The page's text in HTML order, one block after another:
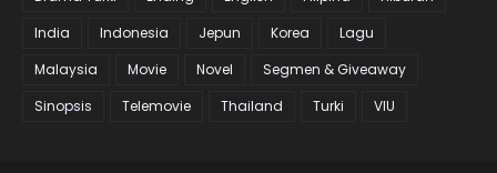
India
Indonesia Jepun Korea
Lagu
Malaysia
Movie Novel
Segmen & Giveaway
Sinopsis
Telemovie Thailand Turki VIU